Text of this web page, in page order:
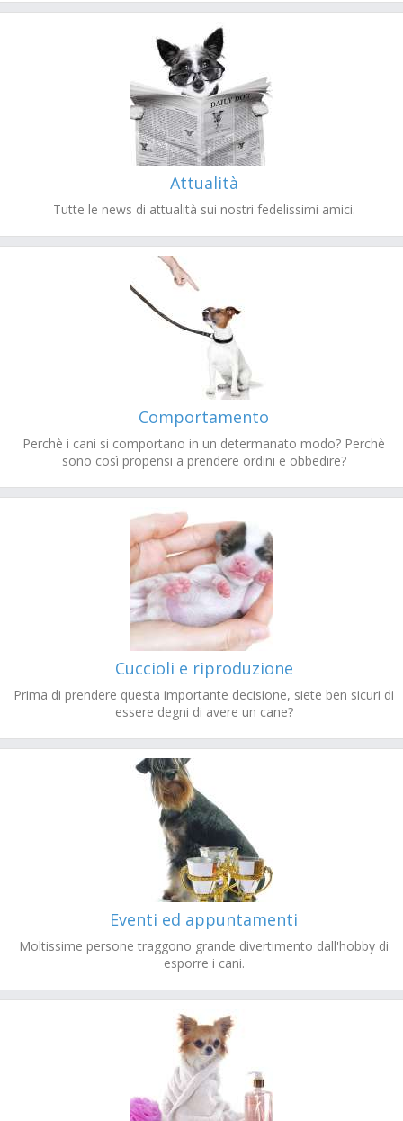
Attualità
Tutte le news di attualità sui nostri fedelissimi amici.
Comportamento
Perchè i cani si comportano in un determanato modo? Perchè
sono così propensi a prendere ordini e obbedire?
Cuccioli e riproduzione
Prima di prendere questa importante decisione, siete ben sicuri di
essere degni di avere un cane?
Eventi ed appuntamenti
Moltissime persone traggono grande divertimento dall'hobby di
esporre i cani.